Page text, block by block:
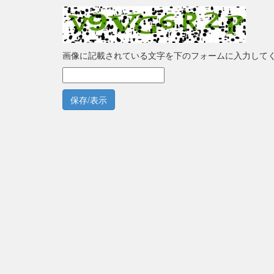
画像に記載されている文字を下のフォームに入力して
保存/表示